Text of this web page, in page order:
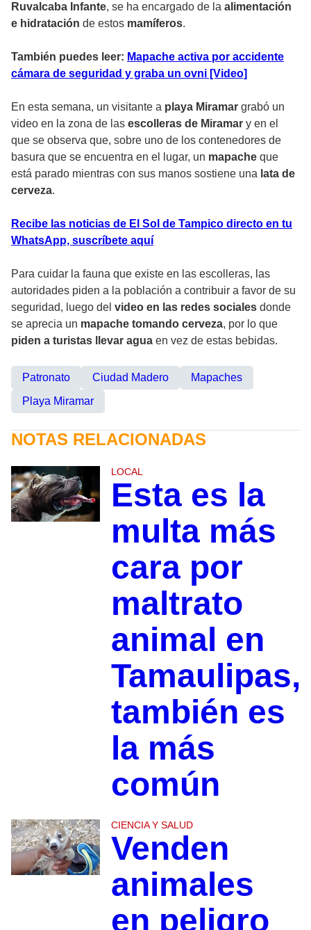
Ruvalcaba Infante, se ha encargado de la alimentación
e hidratación de estos mamíferos.
También puedes leer: Mapache activa por accidente
cámara de seguridad y graba un ovni [Video]
En esta semana, un visitante a playa Miramar grabó un
video en la zona de las escolleras de Miramar y en el
que se observa que, sobre uno de los contenedores de
basura que se encuentra en el lugar, un mapache que
está parado mientras con sus manos sostiene una lata de
cerveza.
Recibe las noticias de El Sol de Tampico directo en tu
WhatsApp, suscríbete aquí
Para cuidar la fauna que existe en las escolleras, las
autoridades piden a la población a contribuir a favor de su
seguridad, luego del video en las redes sociales donde
se aprecia un mapache tomando cerveza, por lo que
piden a turistas llevar agua en vez de estas bebidas.
Patronato Ciudad Madero
Mapaches
Playa Miramar
NOTAS RELACIONADAS
LOCAL
Esta es la
multa más
cara por
maltrato
animal en
Tamaulipas,
también es
la más
común
CIENCIA Y SALUD
Venden
animales
en peligro